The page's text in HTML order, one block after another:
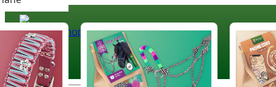
Paracord
Coloured Cord Paradise